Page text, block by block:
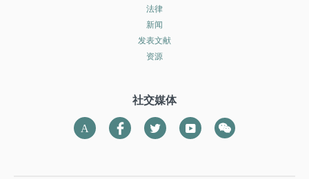
法律
新闻
发表文献
资源
社交媒体
LinkedIn TwitterYouTube